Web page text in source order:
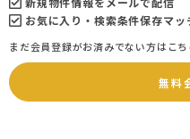
お気に入り・検索条件保存マ
まだ会員登録がお済みでない方はこち
無料